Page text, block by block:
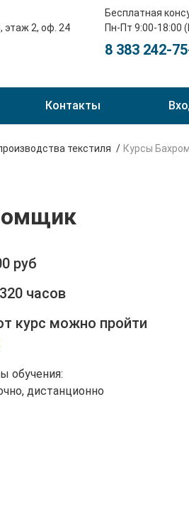
этаж 2, оф. 24
Бесплатная
Пн-Пт 9:00-18:00
8 383 242-
Контакты
текстиля Курсы
руб
часов
курс можно пройти
обучения:
дистанционно